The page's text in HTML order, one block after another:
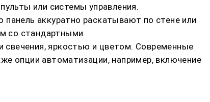
или системы управления.
аккуратно раскатывают по стене или
со стандартными.
яркостью и цветом. Современные
опции автоматизации, например, включение